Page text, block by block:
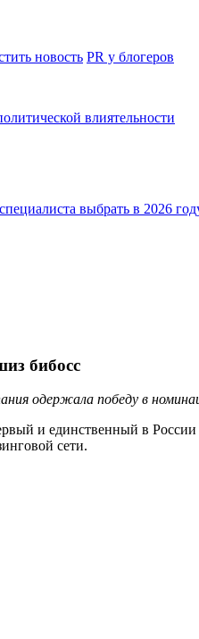
новость PR у блогеров
влиятельности
выбрать в 2026
бибосс
одержала победу в
и единственный в
сети.